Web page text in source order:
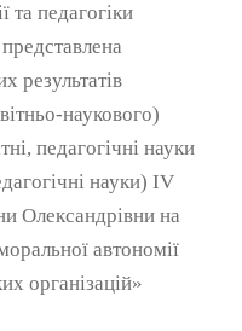
та педагогіки
результатів
наукового)
педагогічні науки
науки) ІV
Олександрівни на
автономії
організацій»